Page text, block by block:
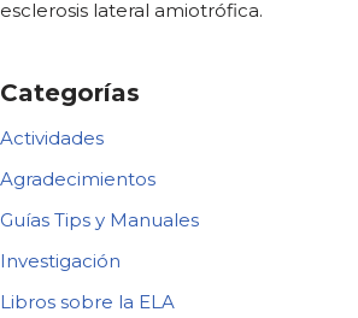
esclerosis lateral amiotrófica.
Categorías
Actividades
Agradecimientos
Guías Tips y Manuales
Investigación
Libros sobre la ELA